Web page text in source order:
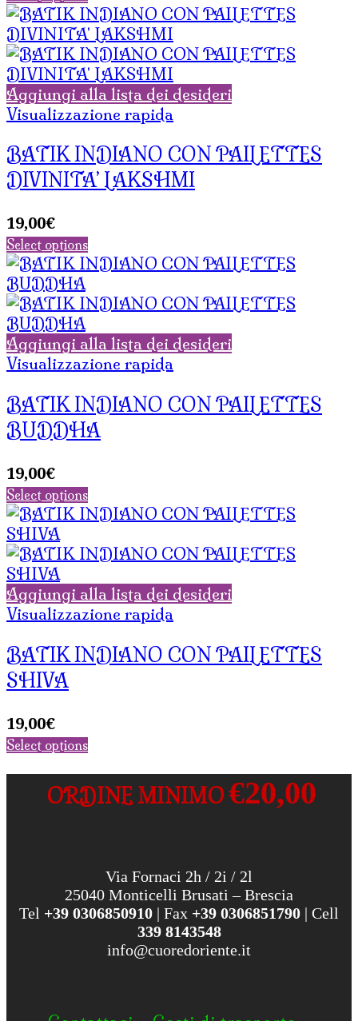
Aggiungi alla lista dei desideri
Visualizzazione rapida
BATIK INDIANO CON PAILETTES
DIVINITA’ LAKSHMI
19,00€
Select options
Aggiungi alla lista dei desideri
Visualizzazione rapida
BATIK INDIANO CON PAILETTES
BUDDHA
19,00€
Select options
Aggiungi alla lista dei desideri
Visualizzazione rapida
BATIK INDIANO CON PAILETTES
SHIVA
19,00€
Select options
ORDINE MINIMO€20,00
Via Fornaci 2h / 2i / 2l
25040 Monticelli Brusati – Brescia
Tel +39 0306850910 | Fax +39 0306851790 | Cell
339 8143548
info@cuoredoriente.it